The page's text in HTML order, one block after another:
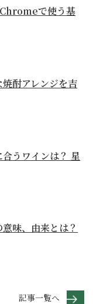
で使う基
酎アレンジを吉
うワインは？ 星
意味、由来とは？
記事一覧へ